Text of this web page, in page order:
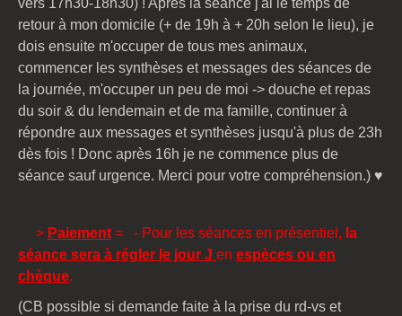
vers 17h30-18h30) ! Après la séance j'ai le temps de
retour à mon domicile (+ de 19h à + 20h selon le lieu), je
dois ensuite m'occuper de tous mes animaux,
commencer les synthèses et messages des séances de
la journée, m'occuper un peu de moi -> douche et repas
du soir & du lendemain et de ma famille, continuer à
répondre aux messages et synthèses jusqu'à plus de 23h
dès fois ! Donc après 16h je ne commence plus de
séance sauf urgence. Merci pour votre compréhension.) ♥
> Paiement = - Pour les séances en présentiel, la
séance sera à régler le jour J en espèces ou en
chèque.
(CB possible si demande faite à la prise du rd-vs et